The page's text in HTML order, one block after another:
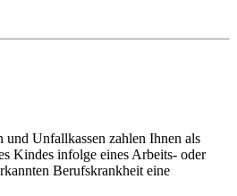
und Unfallkassen zahlen Ihnen als
Kindes infolge eines Arbeits- oder
Berufskrankheit eine